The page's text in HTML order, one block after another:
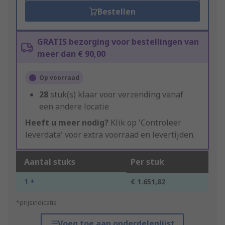
Bestellen
GRATIS bezorging voor bestellingen van
meer dan € 90,00
Op voorraad
28 stuk(s) klaar voor verzending vanaf
een andere locatie
Heeft u meer nodig? Klik op 'Controleer
leverdata' voor extra voorraad en levertijden.
Aantal stuks Per stuk
1 + € 1.651,82
*prijsindicatie